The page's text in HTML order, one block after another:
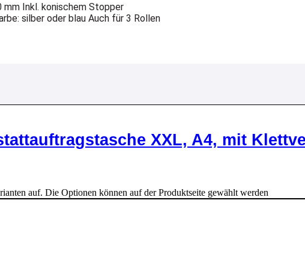
mm Inkl. konischem Stopper
silber oder blau Auch für 3 Rollen
XXL, A4, mit
auf. Die Optionen können auf der Produktseite gewählt werden